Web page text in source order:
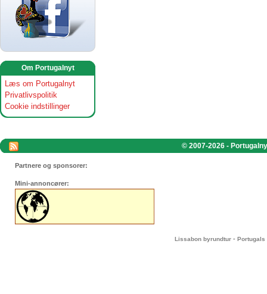
Om Portugalnyt
Læs om Portugalnyt
Privatlivspolitik
Cookie indstillinger
© 2007-2026 -
Partnere og sponsorer:
Mini-annoncører:
Lissabon byrundtur - Portugals